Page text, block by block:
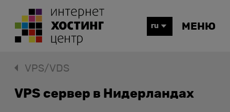
ru МЕНЮ
VPS/VDS
VPS сервер в Нидерландах